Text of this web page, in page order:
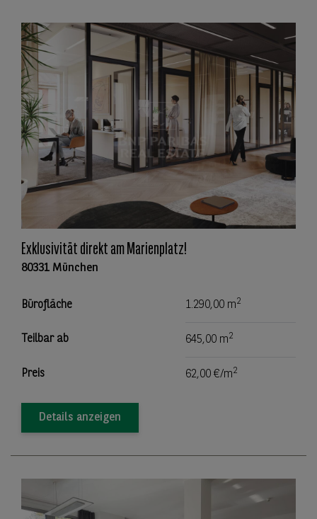
Exklusivität direkt am Marienplatz!
80331 München
Bürofläche 1.290,00 m2
Teilbar ab 645,00 m2
Preis 62,00 €/m2
Details anzeigen